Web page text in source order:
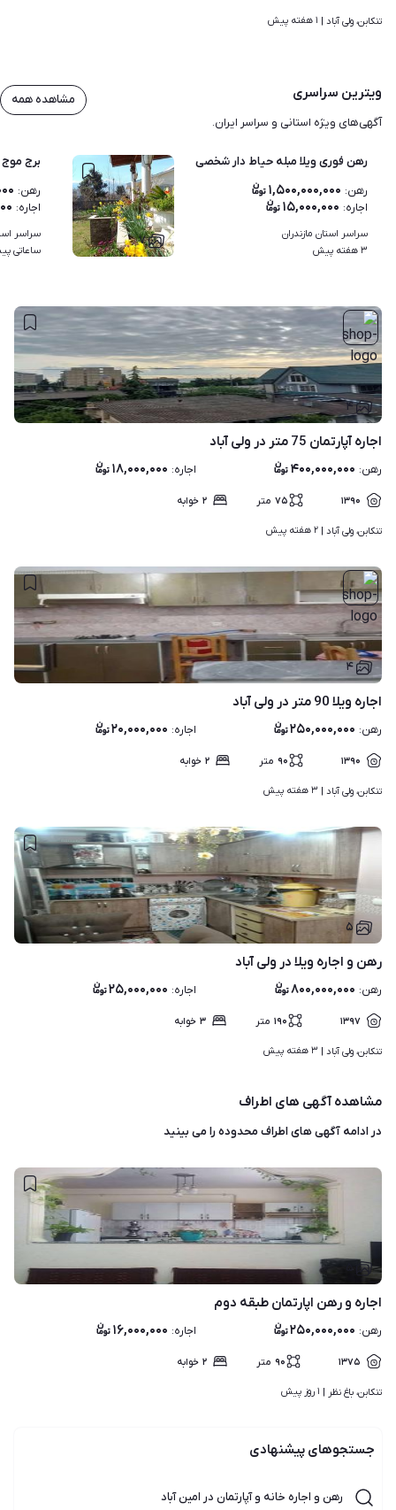
تنکابن، ولی آباد | ۱ هفته پیش
ویترین سراسری
آگهی‌های ویژه استانی و سراسر ایران.
مشاهده همه
۷
رهن فوری ویلا مبله حیاط دار شخصی
رهن: ۱,۵۰۰,۰۰۰,۰۰۰
اجاره: ۱۵,۰۰۰,۰۰۰
سراسر استان مازندران
۳ هفته پیش
برج موج - اجاره
رهن:
اجاره:
سراسر
ساعاتی
۴
اجاره آپارتمان 75 متر در ولی آباد
رهن: ۴۰۰,۰۰۰,۰۰۰ اجاره: ۱۸,۰۰۰,۰۰۰
۱۳۹۰ ۷۵ متر ۲ خوابه
تنکابن، ولی آباد | ۲ هفته پیش
۴
اجاره ویلا 90 متر در ولی آباد
رهن: ۲۵۰,۰۰۰,۰۰۰ اجاره: ۲۰,۰۰۰,۰۰۰
۱۳۹۰ ۹۰ متر ۲ خوابه
تنکابن، ولی آباد | ۳ هفته پیش
۵
رهن و اجاره ویلا در ولی آباد
رهن: ۸۰۰,۰۰۰,۰۰۰ اجاره: ۲۵,۰۰۰,۰۰۰
۱۳۹۷ ۱۹۰ متر ۳ خوابه
تنکابن، ولی آباد | ۳ هفته پیش
مشاهده آگهی های اطراف
در ادامه آگهی هایاطراف محدودهرا می بینید
اجاره و رهن اپارتمان طبقه دوم
رهن: ۲۵۰,۰۰۰,۰۰۰ اجاره: ۱۶,۰۰۰,۰۰۰
۱۳۷۵ ۹۰ متر ۲ خوابه
تنکابن، باغ نظر | ۱ روز پیش
جستجوهای پیشنهادی
رهن و اجاره خانه و آپارتمان در امین آباد